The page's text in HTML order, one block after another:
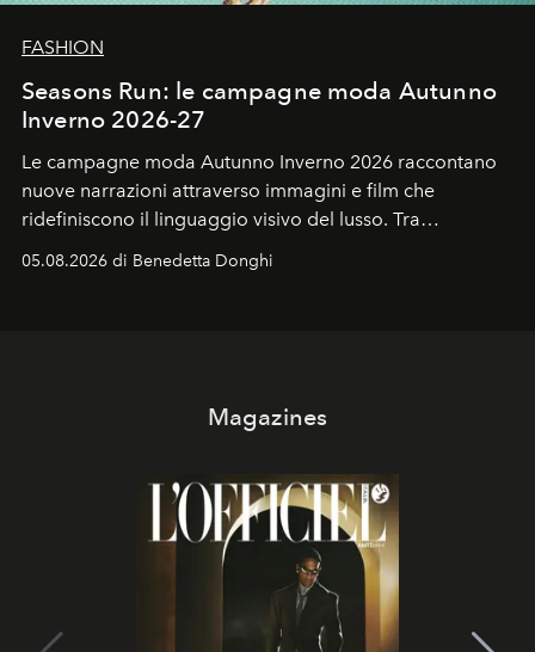
FASHION
Seasons Run: le campagne moda Autunno
Inverno 2026-27
Le campagne moda Autunno Inverno 2026 raccontano
nuove narrazioni attraverso immagini e film che
ridefiniscono il linguaggio visivo del lusso. Tra
protagonisti del cinema, volti della cultura
contemporanea e storytelling d'autore, le maison
05.08.2026 di Benedetta Donghi
Magazines